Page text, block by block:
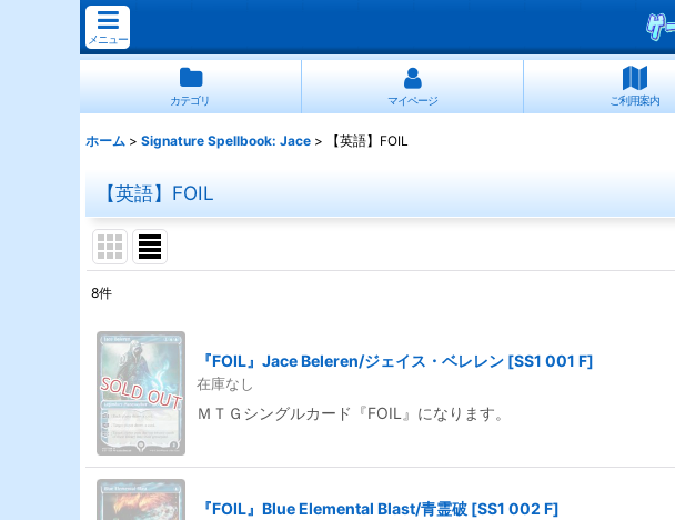
メニュー
カテゴリ マイページ ご利用案内
ホーム > Signature Spellbook: Jace > 【英語】FOIL
【英語】FOIL
並び順:
8件
『FOIL』Jace Beleren/ジェイス・ベレレン [SS1 001 F]
在庫なし
ＭＴＧシングルカード『FOIL』になります。
『FOIL』Blue Elemental Blast/青霊破 [SS1 002 F]